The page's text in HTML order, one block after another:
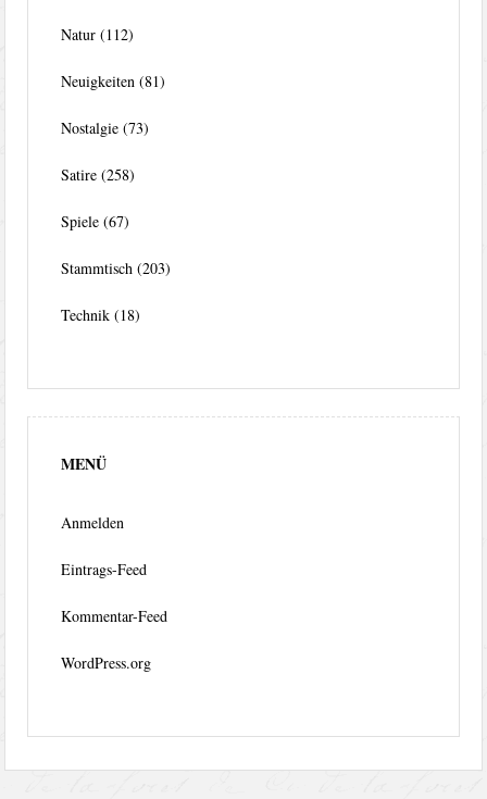
Natur (112)
Neuigkeiten (81)
Nostalgie (73)
Satire (258)
Spiele (67)
Stammtisch (203)
Technik (18)
MENÜ
Anmelden
Eintrags-Feed
Kommentar-Feed
WordPress.org